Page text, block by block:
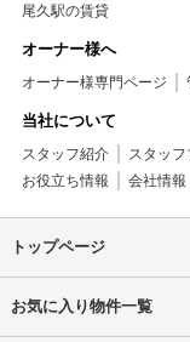
尾久駅の賃貸
オーナー様へ
オーナー様専門ページ
当社について
スタッフ紹介 スタッ
お役立ち情報
会社情報
トップページ
お気に入り物件一覧